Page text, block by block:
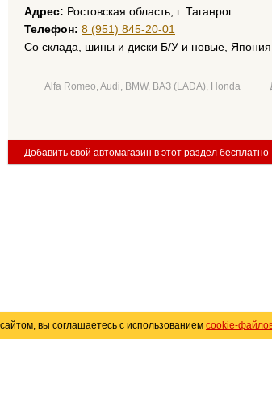
Адрес: Ростовская область, г. Таганрог
Телефон: 8 (951) 845-20-01
Со склада, шины и диски Б/У и новые,
Alfa Romeo, Audi, BMW, ВАЗ (LADA), Honda
Добавить свой автомагазин в этот раздел бесплатно
вы соглашаетесь с использованием cookie-